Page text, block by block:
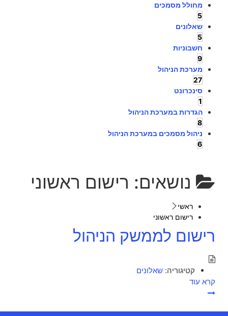
מחולל מסמכים
5
שאלונים
5
חשבוניות
9
מערכת הניהול
27
סינכרונט
1
הגדרות במערכת הניהול
8
ניהול מסמכים במערכת הניהול
6
נושאים: רישום ראשוני
ראשי
רישום ראשוני
רישום לממשק הניהול
קטיגוריה: שאלונים
קרא עוד